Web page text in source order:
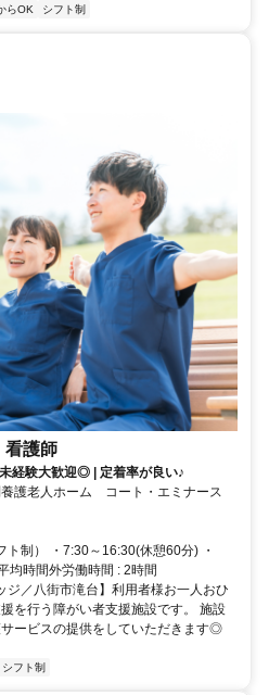
らOK シフト制
看護師
経験大歓迎◎ | 定着率が良い♪
護老人ホーム コート・エミナース
制） ・7:30～16:30(休憩60分) ・
時間外労働時間 : 2時間
ジ／八街市滝台】利用者様お一人おひ
を行う障がい者支援施設です。 施設
ービスの提供をしていただきます◎
シフト制